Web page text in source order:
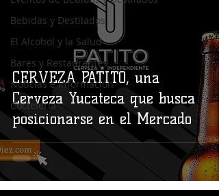
Bebidas y Destilados
El Alcohol y la Salud
Bares y Restaurantes
Noticias e Información
Coctelería
CERVEZA PATITO, una
Cerveza Yucateca que busca
posicionarse en el Mercado